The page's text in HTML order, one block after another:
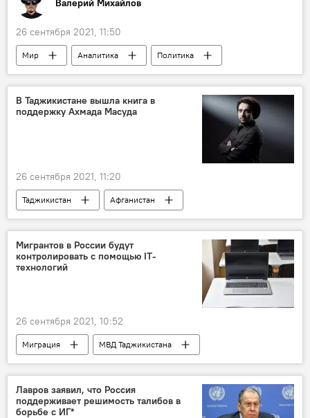
Валерий Михайлов
26 сентября 2021, 11:50
Мир Аналитика
Политика
Украина
США Колумнисты
В Таджикистане вышла книга в
поддержку Ахмада Масуда
26 сентября 2021, 11:20
Таджикистан
Афганистан
Ахмад Шах Масуд
Панджшер
Мигрантов в России будут
контролировать с помощью IT-
технологий
26 сентября 2021, 10:52
Миграция
МВД Таджикистана
технологии
Россия
Новости мигрантов из Центральной Азии в России
Лавров заявил, что Россия
поддерживает решимость талибов в
борьбе с ИГ*